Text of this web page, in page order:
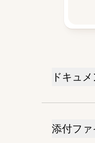
ドキュ
添付ファ